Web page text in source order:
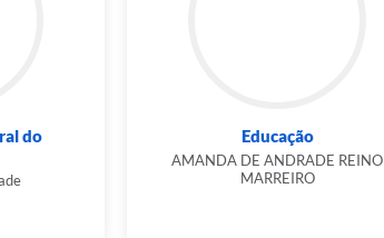
do
Educação
AMANDA DE ANDRADE REINO
MARREIRO